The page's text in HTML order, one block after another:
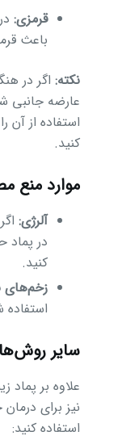
قرمزی:
باعث
نکته:اگر در
عارضه جانبی
استفاده از
کنید.
موارد منع
آلرژی:
در پماد
کنید.
زخم‌های
سایر
علاوه بر
نیز برای
استفاده کنید: